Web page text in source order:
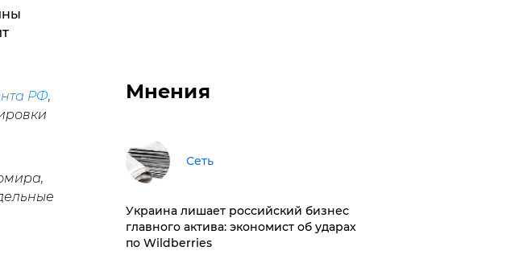
РФ,
Мнения
Сеть
​Украина лишает российский бизнес
главного актива: экономист об ударах
по Wildberries